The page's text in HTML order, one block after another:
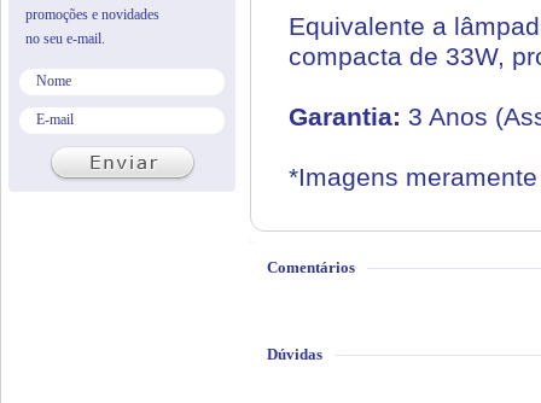
Equivalente a
compacta de 33W,
Garantia: 3 Anos
*Imagens
Comentários
Dúvidas
promoções e novidades
no seu e-mail.